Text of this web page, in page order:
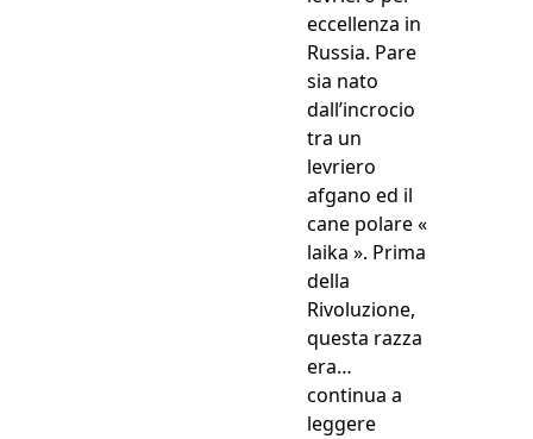
eccellenza in
Russia. Pare
sia nato
dall’incrocio
tra un
levriero
afgano ed il
cane polare «
laika ». Prima
della
Rivoluzione,
questa razza
era…
continua a
leggere“Levriero Russo